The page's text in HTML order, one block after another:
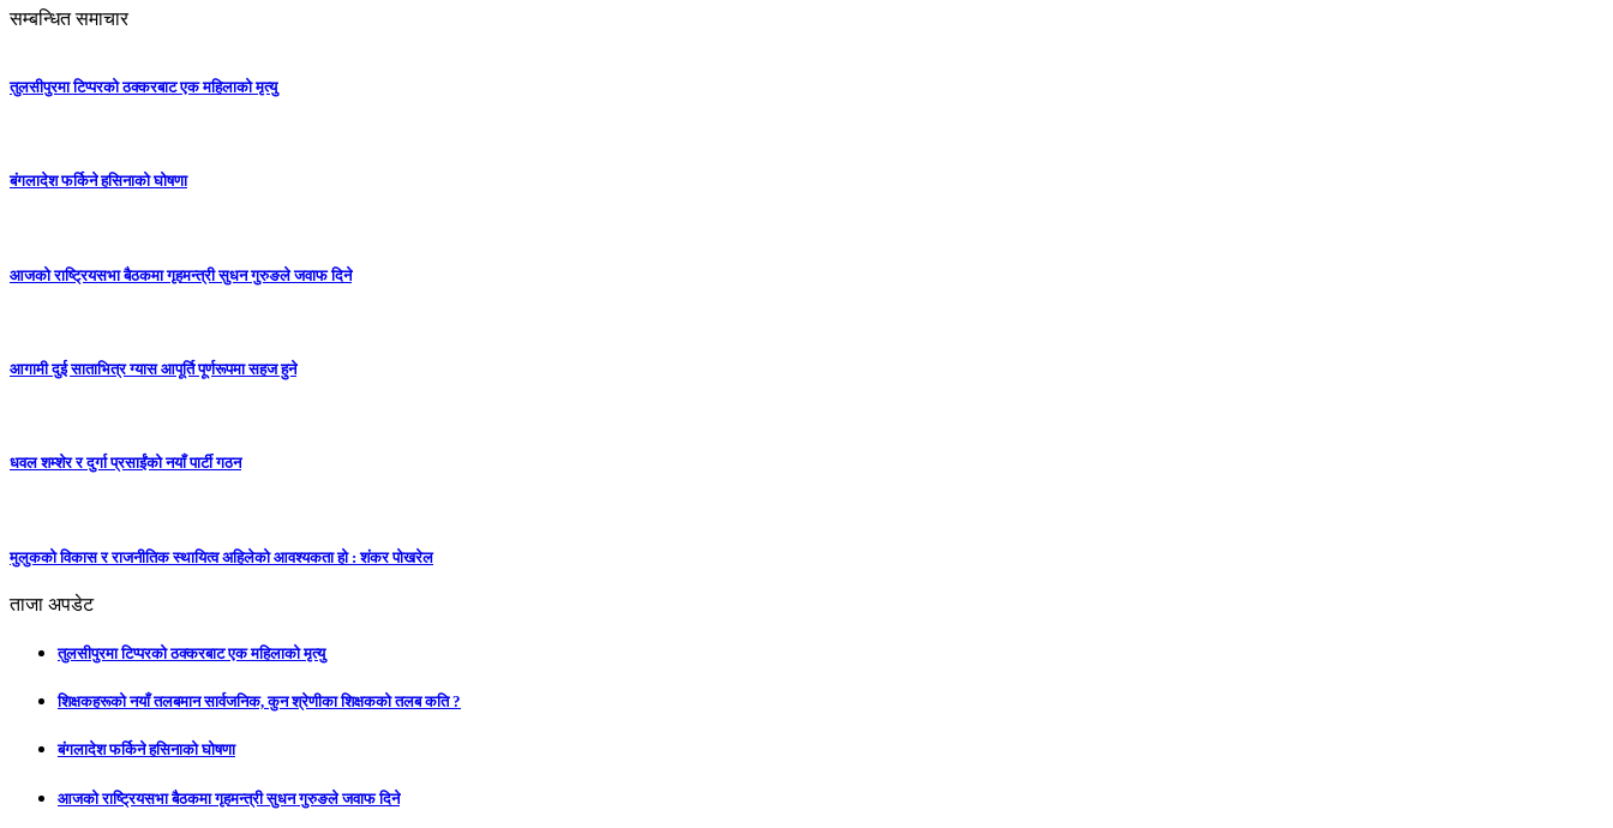
सम्बन्धित समाचार
तुलसीपुरमा टिप्परको ठक्करबाट एक महिलाको मृत्यु
बंगलादेश फर्किने हसिनाको घोषणा
आजको राष्ट्रियसभा बैठकमा गृहमन्त्री सुधन गुरुङले जवाफ दिने
आगामी दुई साताभित्र ग्यास आपूर्ति पूर्णरूपमा सहज हुने
धवल शम्शेर र दुर्गा प्रसाईंको नयाँ पार्टी गठन
मुलुकको विकास र राजनीतिक स्थायित्व अहिलेको आवश्यकता हो : शंकर पोखरेल
ताजा अपडेट
तुलसीपुरमा टिप्परको ठक्करबाट एक महिलाको मृत्यु
शिक्षकहरूको नयाँ तलबमान सार्वजनिक, कुन श्रेणीका शिक्षकको तलब कति ?
बंगलादेश फर्किने हसिनाको घोषणा
आजको राष्ट्रियसभा बैठकमा गृहमन्त्री सुधन गुरुङले जवाफ दिने